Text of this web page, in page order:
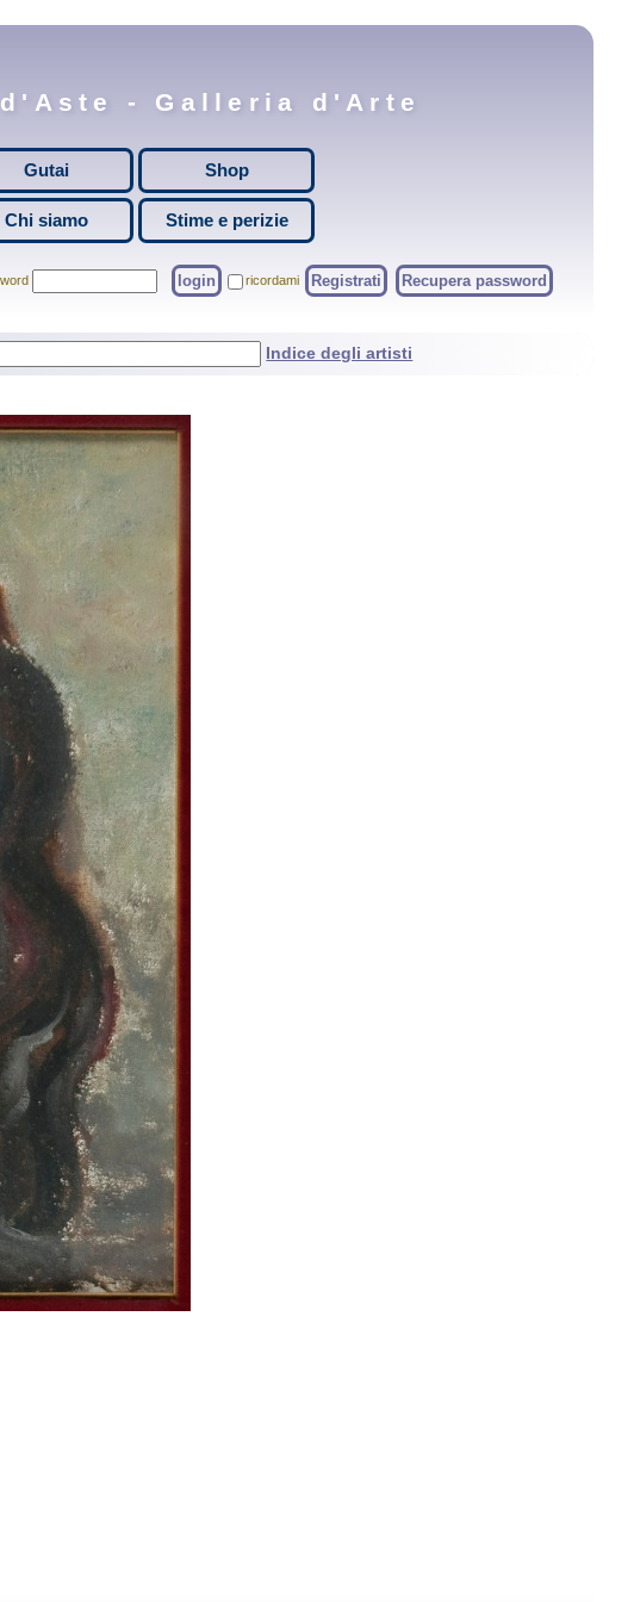
d'Aste - Galleria d'Arte
Gutai Shop
Chi siamo Stime e perizie
login ricordami Registrati Recupera password
Indice degli artisti